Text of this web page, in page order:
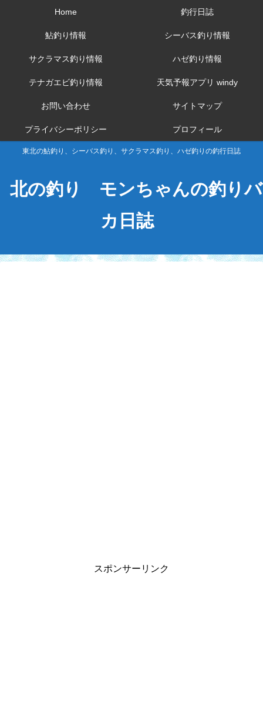
東北の鮎釣り、シーバス釣り、サクラマス釣り、ハゼ釣りの釣行日誌
北の釣り モンちゃんの釣りバ
カ日誌
Home 釣行日誌
鮎釣り情報 シーバス釣り情報
サクラマス釣り情報 ハゼ釣り情報
テナガエビ釣り情報 天気予報アプリ windy
お問い合わせ サイトマップ
プライバシーポリシー プロフィール
スポンサーリンク